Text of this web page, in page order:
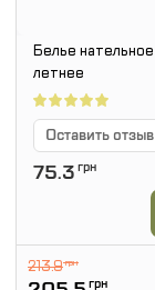
Белье нательное
летнее
Оставить отзыв
75.3 грн
213.9грн
грн